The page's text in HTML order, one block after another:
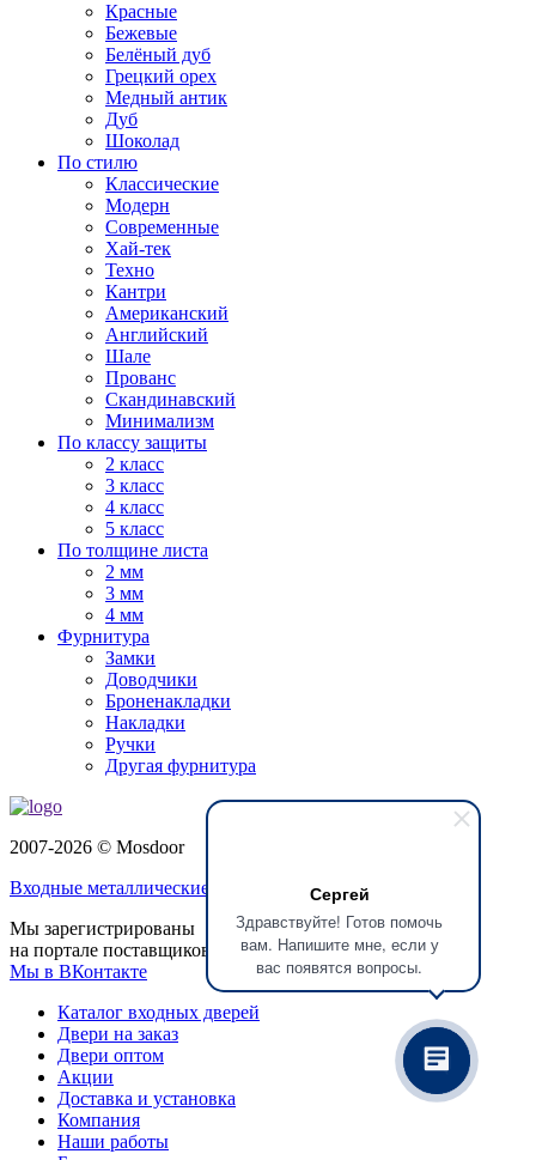
Сергей
Здравствуйте! Готов помочь
вам. Напишите мне, если у
вас появятся вопросы.
Красные
Бежевые
Белёный дуб
Грецкий орех
Медный антик
Дуб
Шоколад
По стилю
Классические
Модерн
Современные
Хай-тек
Техно
Кантри
Американский
Английский
Шале
Прованс
Скандинавский
Минимализм
По классу защиты
2 класс
3 класс
4 класс
5 класс
По толщине листа
2 мм
3 мм
4 мм
Фурнитура
Замки
Доводчики
Броненакладки
Накладки
Ручки
Другая фурнитура
2007-2026 © Mosdoor
Входные металлические двери
в Красногорске
Мы зарегистрированы
на портале поставщиков
Мы в ВКонтакте
Каталог входных дверей
Двери на заказ
Двери оптом
Акции
Доставка и установка
Компания
Наши работы